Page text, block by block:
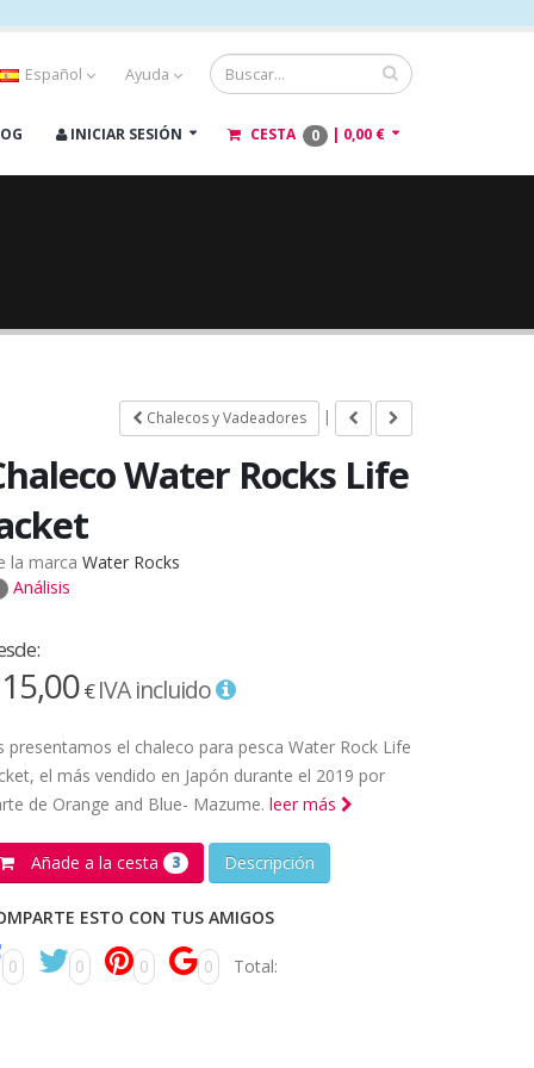
Español Ayuda
INICIAR SESIÓN CESTA 0 | 0,00 €
Chalecos y Vadeadores |
Water Rocks Life
la marca Water Rocks
Análisis
€IVA incluido
presentamos el chaleco para pesca Water Rock Life
el más vendido en Japón durante el 2019 por
de Orange and Blue- Mazume. leer más
Añade a la cesta 3 Descripción
ESTO CON TUS AMIGOS
0 0 0 0 Total: